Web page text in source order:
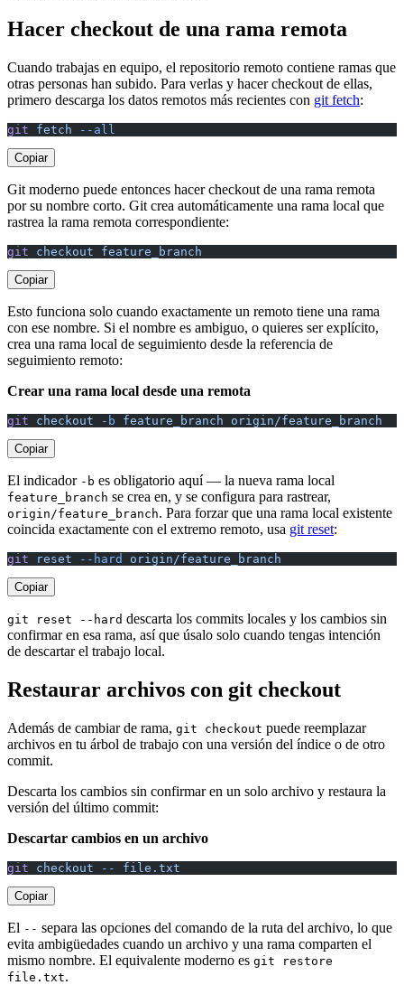
Hacer checkout de una rama remota
Cuando trabajas en equipo, el repositorio remoto contiene ramas que
otras personas han subido. Para verlas y hacer checkout de ellas,
primero descarga los datos remotos más recientes con git fetch:
git fetch --all
Copiar
Git moderno puede entonces hacer checkout de una rama remota
por su nombre corto. Git crea automáticamente una rama local que
rastrea la rama remota correspondiente:
git checkout feature_branch
Copiar
Esto funciona solo cuando exactamente un remoto tiene una rama
con ese nombre. Si el nombre es ambiguo, o quieres ser explícito,
crea una rama local de seguimiento desde la referencia de
seguimiento remoto:
Crear una rama local desde una remota
git checkout -b feature_branch origin/feature_branch
Copiar
El indicador -b es obligatorio aquí — la nueva rama local
feature_branch se crea en, y se configura para rastrear,
origin/feature_branch. Para forzar que una rama local existente
coincida exactamente con el extremo remoto, usa git reset:
git reset --hard origin/feature_branch
Copiar
git reset --hard descarta los commits locales y los cambios sin
confirmar en esa rama, así que úsalo solo cuando tengas intención
de descartar el trabajo local.
Restaurar archivos con git checkout
Además de cambiar de rama, git checkout puede reemplazar
archivos en tu árbol de trabajo con una versión del índice o de otro
commit.
Descarta los cambios sin confirmar en un solo archivo y restaura la
versión del último commit:
Descartar cambios en un archivo
git checkout -- file.txt
Copiar
El -- separa las opciones del comando de la ruta del archivo, lo que
evita ambigüedades cuando un archivo y una rama comparten el
mismo nombre. El equivalente moderno es git restore
file.txt.